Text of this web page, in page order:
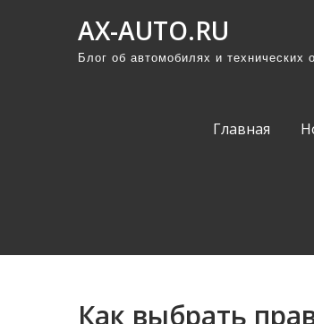
AX-AUTO.RU
Блог об автомобилях и технических
Главная
Как выбрать